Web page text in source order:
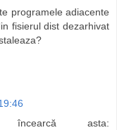
programele adiacente
fisierul dist dezarhivat
asta: